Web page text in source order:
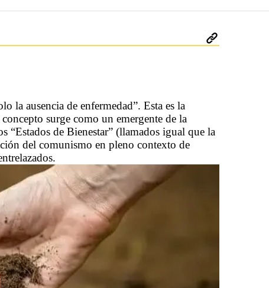
la ausencia de enfermedad”. Esta es la
surge como un emergente de la
de Bienestar” (llamados igual que la
del comunismo en pleno contexto de